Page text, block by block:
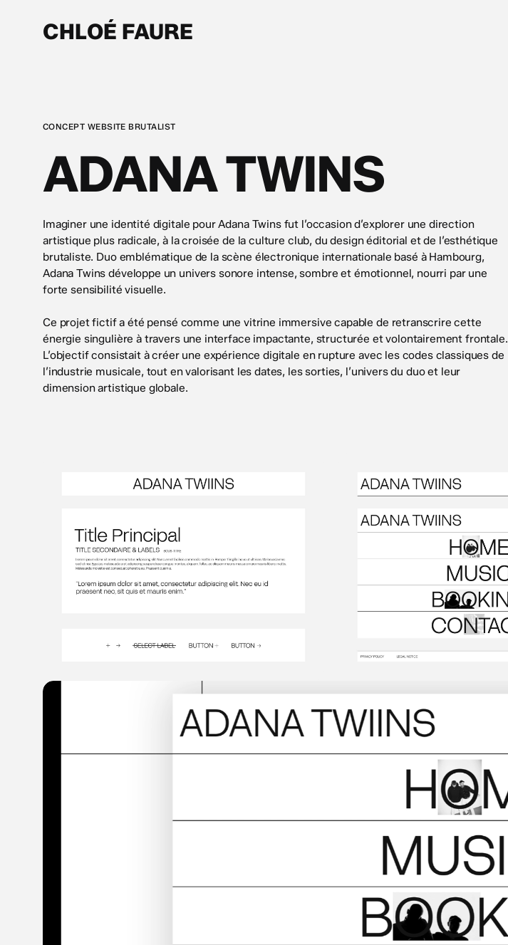
CHLOÉ FAURE
CONCEPT WEBSITE BRUTALIST
ADANA TWINS
Imaginer une identité digitale pour Adana Twins fut l’occasion d’explorer une direction
artistique plus radicale, à la croisée de la culture club, du design éditorial et de l’esthétique
brutaliste. Duo emblématique de la scène électronique internationale basé à Hambourg,
Adana Twins développe un univers sonore intense, sombre et émotionnel, nourri par une
forte sensibilité visuelle.
Ce projet fictif a été pensé comme une vitrine immersive capable de retranscrire cette
énergie singulière à travers une interface impactante, structurée et volontairement frontale.
L’objectif consistait à créer une expérience digitale en rupture avec les codes classiques de
l’industrie musicale, tout en valorisant les dates, les sorties, l’univers du duo et leur
dimension artistique globale.